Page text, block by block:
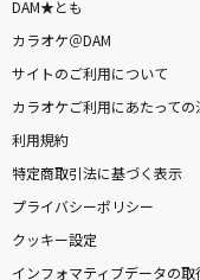
[生音]ベテルギウ
優里
Never Grow Up
ちゃんみな
DAM★とも
カラオケ＠DAM
サイトのご利用について
カラオケご利用にあたっての
利用規約
特定商取引法に基づく表示
プライバシーポリシー
クッキー設定
インフォマティブデータの取